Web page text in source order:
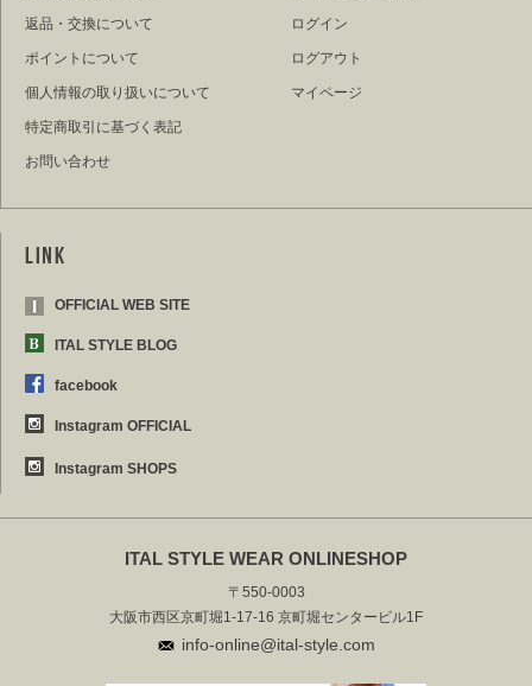
返品・交換について
ポイントについて
個人情報の取り扱いについて
特定商取引に基づく表記
お問い合わせ
ログイン
ログアウト
マイページ
OFFICIAL WEB SITE
ITAL STYLE BLOG
facebook
Instagram OFFICIAL
Instagram SHOPS
ITAL STYLE WEAR ONLINESHOP
〒550-0003
大阪市西区京町堀1-17-16 京町堀センタービル1F
info-online@ital-style.com